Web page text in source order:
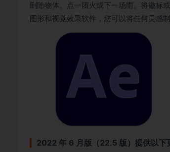
删除物体。点一团火或下一场雨。将徽标
图形和视觉效果软件，您可以将任何灵感制
2022 年 6 月版（22.5 版）提供以下